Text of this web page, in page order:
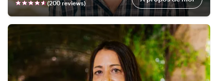
(200reviews)